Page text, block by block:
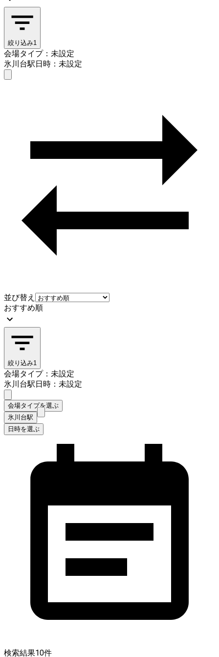
絞り込み1
会場タイプ：未設定
氷川台駅日時：未設定
並び替え
おすすめ順
絞り込み1
会場タイプ：未設定
氷川台駅日時：未設定
会場タイプを選ぶ
氷川台駅
日時を選ぶ
検索結果10件